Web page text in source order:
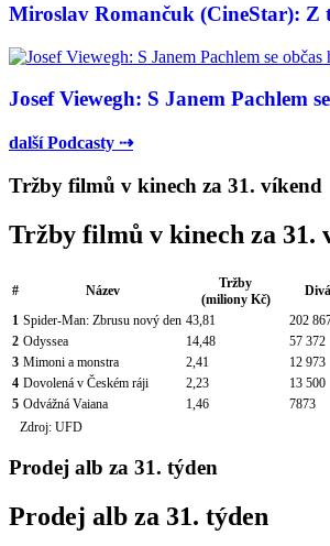
Miroslav Romančuk (CineStar): Z
Josef Viewegh: S Janem Pachlem
další Podcasty ⇢
Tržby filmů v kinech za 31. víkend
Tržby filmů v kinech za 31.
# Název
Tržby
(miliony Kč)
1 Spider-Man: Zbrusu nový den 43,81
202
2 Odyssea 14,48
57 372
3 Mimoni a monstra 2,41
12 973
4 Dovolená v Českém ráji 2,23
13 500
5 Odvážná Vaiana 1,46
7873
Zdroj: UFD
Prodej alb za 31. týden
Prodej alb za 31. týden